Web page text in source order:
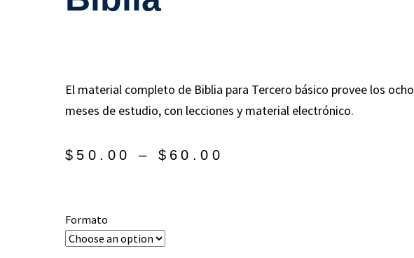
El material completo de Biblia para Tercero básico provee los ocho
meses de estudio, con lecciones y material electrónico.
$ 50.00 – $ 60.00
Formato